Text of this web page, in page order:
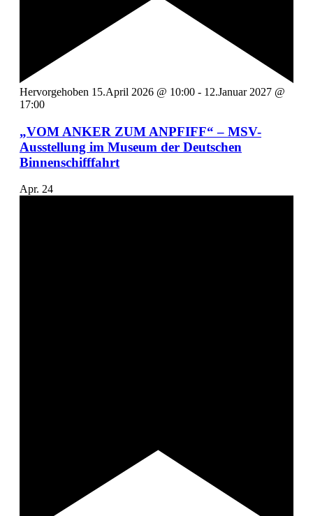
Hervorgehoben 15.April 2026 @ 10:00 - 12.Januar 2027 @
17:00
„VOM ANKER ZUM ANPFIFF“ – MSV-
Ausstellung im Museum der Deutschen
Binnenschifffahrt
Apr. 24